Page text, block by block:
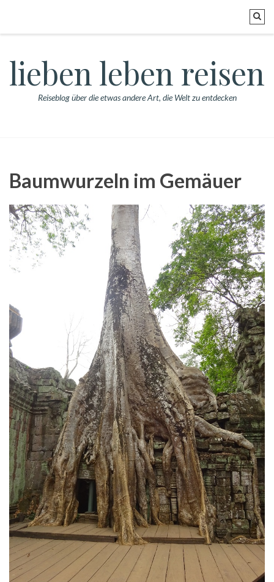
lieben leben reisen
Reiseblog über die etwas andere Art, die Welt zu entdecken
Baumwurzeln im Gemäuer